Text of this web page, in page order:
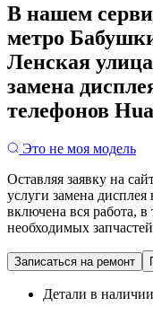
В нашем
метро
Ленская
замена
телефонов
Это не моя модель
Оставляя заявку на
услуги замена дисплея
включена вся работа, в
необходимых
Записаться на ремонт
Детали в наличии